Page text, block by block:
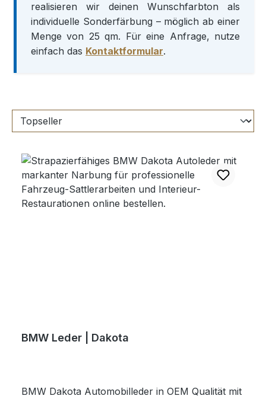
realisieren wir deinen Wunschfarbton als
individuelle Sonderfärbung – möglich ab einer
Menge von 25 qm. Für eine Anfrage, nutze
einfach das Kontaktformular.
BMW Leder | Dakota
BMW Dakota Automobilleder in OEM Qualität mit